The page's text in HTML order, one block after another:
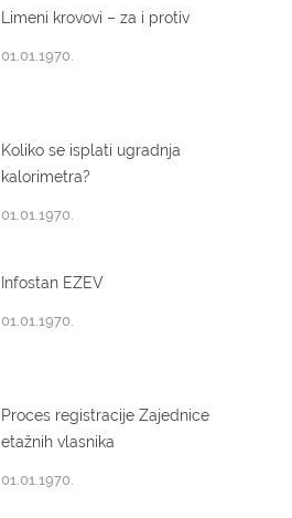
Limeni krovovi – za i protiv
01.01.1970.
Koliko se isplati ugradnja
kalorimetra?
01.01.1970.
Infostan EZEV
01.01.1970.
Proces registracije Zajednice
etažnih vlasnika
01.01.1970.